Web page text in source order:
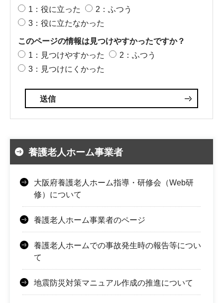
1：役に立った
2：ふつう
3：役に立たなかった
このページの情報は見つけやすかったですか？
1：見つけやすかった
2：ふつう
3：見つけにくかった
養護老人ホーム事業者
大阪府養護老人ホーム指導・研修会（Web研
修）について
養護老人ホーム事業者のページ
養護老人ホームでの事故発生時の報告等につい
て
地震防災対策マニュアル作成の推進について